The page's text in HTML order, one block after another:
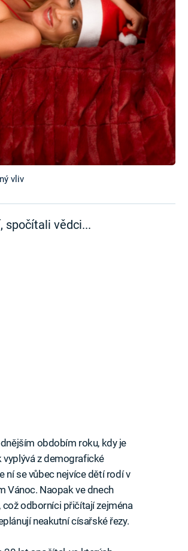
vliv
spočítali vědci...
obdobím roku, kdy je
vyplývá z demografické
ní se vůbec nejvíce dětí rodí v
Vánoc. Naopak ve dnech
což odborníci přičítají zejména
neakutní císařské řezy.